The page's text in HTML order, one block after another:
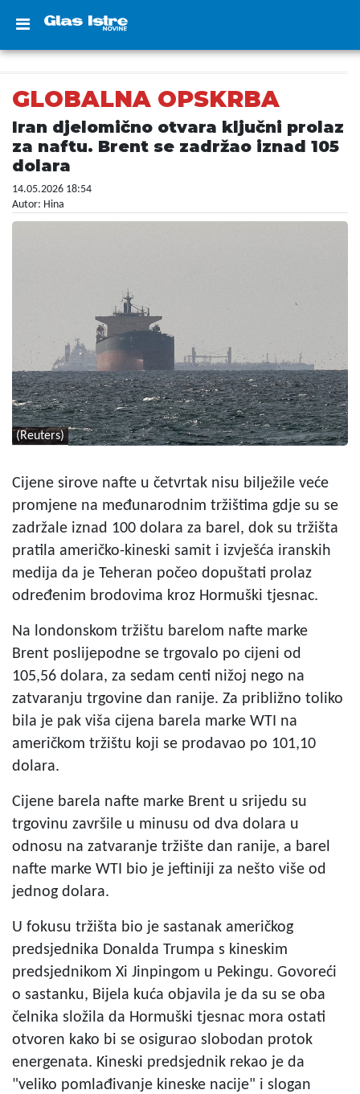
GLOBALNA OPSKRBA
Iran djelomično otvara ključni prolaz
za naftu. Brent se zadržao iznad 105
dolara
14.05.2026 18:54
Autor: Hina
(Reuters)
Cijene sirove nafte u četvrtak nisu bilježile veće
promjene na međunarodnim tržištima gdje su se
zadržale iznad 100 dolara za barel, dok su tržišta
pratila američko-kineski samit i izvješća iranskih
medija da je Teheran počeo dopuštati prolaz
određenim brodovima kroz Hormuški tjesnac.
Na londonskom tržištu barelom nafte marke
Brent poslijepodne se trgovalo po cijeni od
105,56 dolara, za sedam centi nižoj nego na
zatvaranju trgovine dan ranije. Za približno toliko
bila je pak viša cijena barela marke WTI na
američkom tržištu koji se prodavao po 101,10
dolara.
Cijene barela nafte marke Brent u srijedu su
trgovinu završile u minusu od dva dolara u
odnosu na zatvaranje tržište dan ranije, a barel
nafte marke WTI bio je jeftiniji za nešto više od
jednog dolara.
U fokusu tržišta bio je sastanak američkog
predsjednika Donalda Trumpa s kineskim
predsjednikom Xi Jinpingom u Pekingu. Govoreći
o sastanku, Bijela kuća objavila je da su se oba
čelnika složila da Hormuški tjesnac mora ostati
otvoren kako bi se osigurao slobodan protok
energenata. Kineski predsjednik rekao je da
"veliko pomlađivanje kineske nacije" i slogan